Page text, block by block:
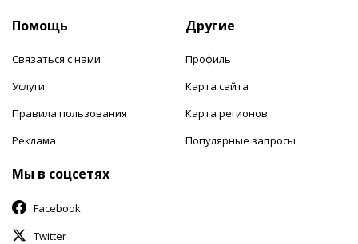
Помощь
Связаться с нами
Услуги
Правила пользования
Реклама
Другие
Профиль
Карта сайта
Карта регионов
Популярные запросы
Мы в соцсетях
Facebook
Twitter